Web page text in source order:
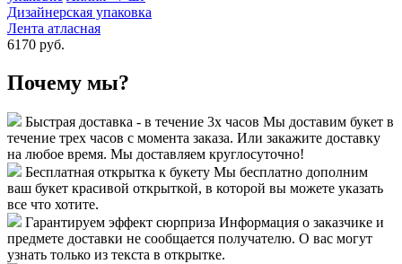
Дизайнерская упаковка
Лента атласная
6170 руб.
Почему мы?
Быстрая доставка - в течение 3х часов Мы доставим букет в
течение трех часов с момента заказа. Или закажите доставку
на любое время. Мы доставляем круглосуточно!
Бесплатная открытка к букету Мы бесплатно дополним
ваш букет красивой открыткой, в которой вы можете указать
все что хотите.
Гарантируем эффект сюрприза Информация о заказчике и
предмете доставки не сообщается получателю. О вас могут
узнать только из текста в открытке.